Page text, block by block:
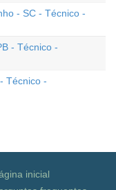
- SC - Técnico -
- Técnico -
Técnico -
inicial